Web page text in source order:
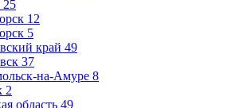
25
12
5
край 49
37
на-Амуре 8
2
область 49